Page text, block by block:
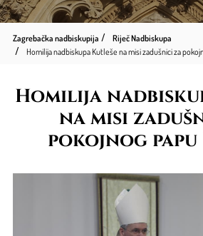
Zagrebačka nadbiskupija
Riječ Nadbiskupa
Homilija nadbiskupa Kutleše na misi zadušnici za
Homilija
na misi
pokojnog